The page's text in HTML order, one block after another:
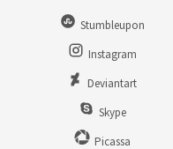
Stumbleupon
Instagram
Deviantart
Skype
Picassa